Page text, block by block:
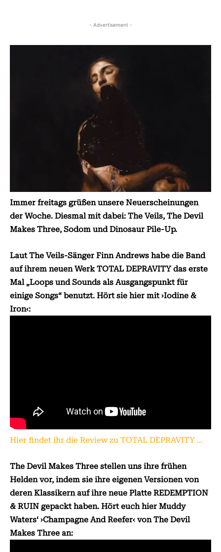
- Advertisement -
Immer freitags grüßen unsere Neuerscheinungen
der Woche. Diesmal mit dabei: The Veils, The Devil
Makes Three, Sodom und Dinosaur Pile-Up.
Laut The Veils-Sänger Finn Andrews habe die Band
auf ihrem neuen Werk TOTAL DEPRAVITY das erste
Mal „Loops und Sounds als Ausgangspunkt für
einige Songs“ benutzt. Hört sie hier mit ›Iodine &
Iron‹:
Hier findet ihr die Review zu TOTAL DEPRAVITY …
The Devil Makes Three stellen uns ihre frühen
Helden vor, indem sie ihre eigenen Versionen von
deren Klassikern auf ihre neue Platte REDEMPTION
& RUIN gepackt haben. Hört euch hier Muddy
Waters‘ ›Champagne And Reefer‹ von The Devil
Makes Three an: